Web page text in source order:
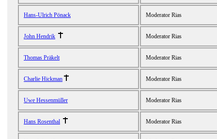
Hans-Ulrich Pönack Moderator Rias
John Hendrik Moderator Rias
Thomas Präkelt Moderator Rias
Charlie Hickman Moderator Rias
Uwe Hessenmüller Moderator Rias
Hans Rosenthal Moderator Rias